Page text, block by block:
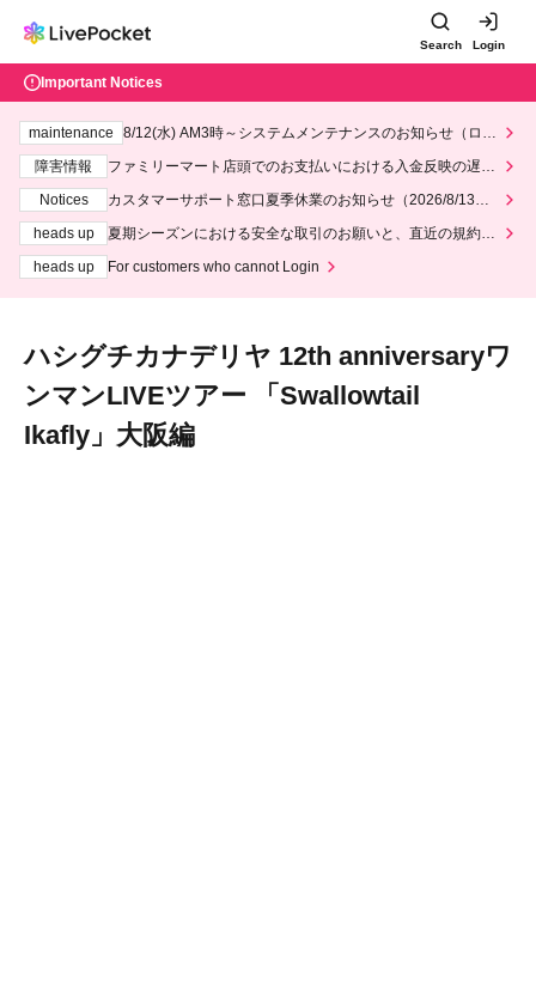
Search Login
Important Notices
maintenance
8/12(水) AM3時～システムメンテナンスのお知らせ（ロー
障害情報
ファミリーマート店頭でのお支払いにおける入金反映の遅延
Notices
カスタマーサポート窓口夏季休業のお知らせ（2026/8/13～2
heads up
夏期シーズンにおける安全な取引のお願いと、直近の規約違
heads up
For customers who cannot Login
ハシグチカナデリヤ 12th anniversaryワ
ンマンLIVEツアー 「Swallowtail
Ikafly」大阪編